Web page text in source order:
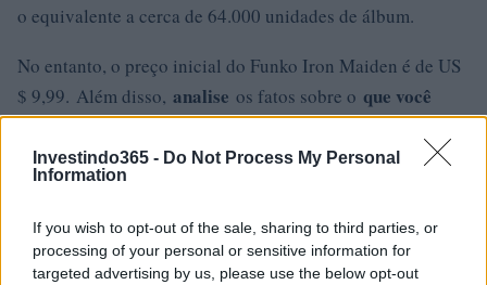
Investindo365 - Do Not Process My Personal
Information
If you wish to opt-out of the sale, sharing to third parties, or
processing of your personal or sensitive information for
targeted advertising by us, please use the below opt-out
o equivalente a cerca de 64.000 unidades de álbum.
No entanto, o preço inicial do Funko Iron Maiden é de US
$ 9,99. Além disso, analise os fatos sobre o que você
deve saber antes de investir na criptomoeda .
AUTOR
Giorgia Stromeo